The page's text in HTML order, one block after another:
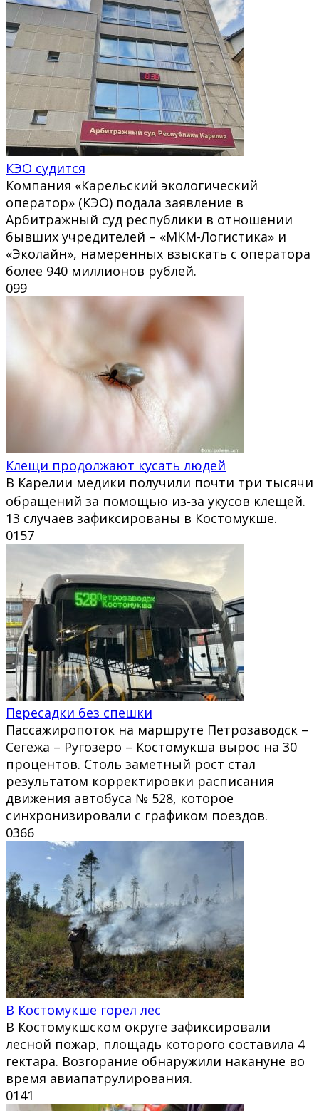
КЭО судится
Компания «Карельский экологический
оператор» (КЭО) подала заявление в
Арбитражный суд республики в отношении
бывших учредителей – «МКМ-Логистика» и
«Эколайн», намеренных взыскать с оператора
более 940 миллионов рублей.
099
Клещи продолжают кусать людей
В Карелии медики получили почти три тысячи
обращений за помощью из‑за укусов клещей.
13 случаев зафиксированы в Костомукше.
0157
Пересадки без спешки
Пассажиропоток на маршруте Петрозаводск –
Сегежа – Ругозеро – Костомукша вырос на 30
процентов. Столь заметный рост стал
результатом корректировки расписания
движения автобуса № 528, которое
синхронизировали с графиком поездов.
0366
В Костомукше горел лес
В Костомукшском округе зафиксировали
лесной пожар, площадь которого составила 4
гектара. Возгорание обнаружили накануне во
время авиапатрулирования.
0141